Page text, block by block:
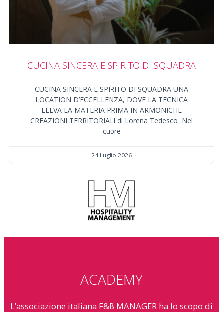
CUCINA SINCERA E SPIRITO DI SQUADRA
CUCINA SINCERA E SPIRITO DI SQUADRA UNA
LOCATION D’ECCELLENZA, DOVE LA TECNICA
ELEVA LA MATERIA PRIMA IN ARMONICHE
CREAZIONI TERRITORIALI di Lorena Tedesco Nel
cuore
24 Luglio 2026
ACADEMY
L’associazione italiana F&B MANAGER ha lo scopo di